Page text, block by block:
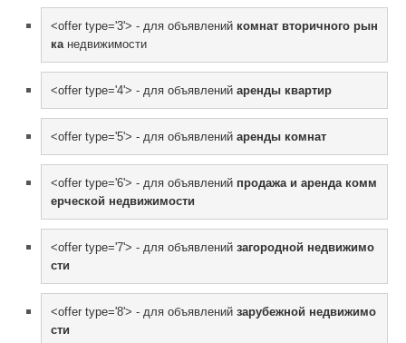
<offer type='3'> - для объявлений комнат вторичного рын
ка недвижимости
<offer type='4'> - для объявлений аренды квартир
<offer type='5'> - для объявлений аренды комнат
<offer type='6'> - для объявлений продажа и аренда комм
ерческой недвижимости
<offer type='7'> - для объявлений загородной недвижимо
сти
<offer type='8'> - для объявлений зарубежной недвижимо
сти